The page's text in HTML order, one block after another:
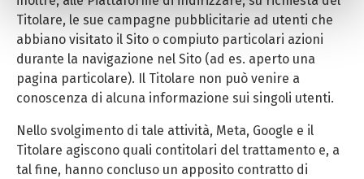
effettuare analisi statistiche e per consentirci di inviare
pubblicità, anche personalizzata. Per accettare i cookie
analitici e di profilazione, clicca su «Accetta tutti». Per
gestire o disabilitare i cookie clicca su «Personalizza».
Per chiudere il banner e rifiutarli clicca sul tasto
«RIFIUTA»; in questo caso, la navigazione proseguirà
esclusivamente con i cookie tecnici. Per maggiori
informazioni, ti invitiamo a leggere la nostra Cookie
Policy.
Titolare, le sue campagne pubblicitarie ad utenti che
abbiano visitato il Sito o compiuto particolari azioni
durante la navigazione nel Sito (ad es. aperto una
pagina particolare). Il Titolare non può venire a
conoscenza di alcuna informazione sui singoli utenti.
Nello svolgimento di tale attività, Meta, Google e il
Titolare agiscono quali contitolari del trattamento e, a
tal fine, hanno concluso un apposito contratto di